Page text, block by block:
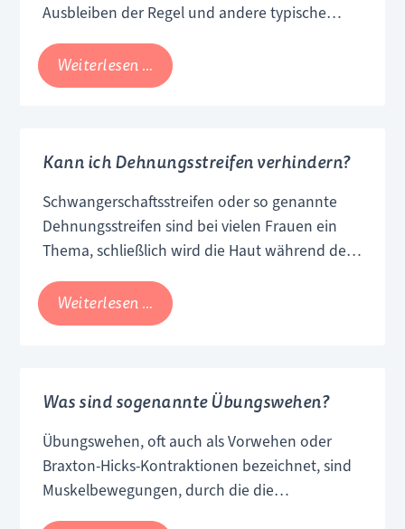
Ausbleiben der Regel und andere typische
Müdigkeit, Veränderung der Brüste,
ausgeprägte Empfindlichkeit gegenüber
mögliche Schwangerschaft sein. Ein
Untersuchung beim Frauenarzt/der
Frauenärztin sorgen für Gewissheit.
Weiterlesen … Woran
merke
ich
bin?
Kann ich Dehnungsstreifen verhindern?
Schwangerschaftsstreifen oder so genannte
Dehnungsstreifen sind bei vielen Frauen ein
Thema, schließlich wird die Haut während der
der Babybauch wächst, desto eher muss sie
sich ausdehnen. Dadurch können an Bauch
senkrecht verlaufende Streifen erscheinen.
Weiterlesen … Kann
ich
Was sind sogenannte Übungswehen?
Übungswehen, oft auch als Vorwehen oder
Braxton-Hicks-Kontraktionen bezeichnet, sind
Muskelbewegungen, durch die die